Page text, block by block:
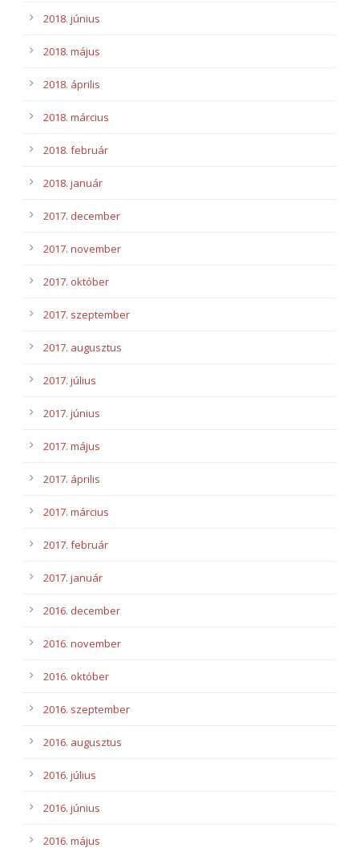
2018. június
2018. május
2018. április
2018. március
2018. február
2018. január
2017. december
2017. november
2017. október
2017. szeptember
2017. augusztus
2017. július
2017. június
2017. május
2017. április
2017. március
2017. február
2017. január
2016. december
2016. november
2016. október
2016. szeptember
2016. augusztus
2016. július
2016. június
2016. május